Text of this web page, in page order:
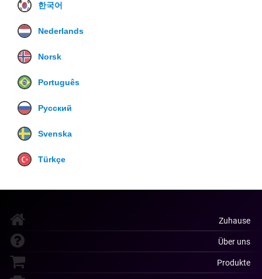
한국어
Nederlands
Norsk
Português
Русский
Svenska
Türkçe
Zuhause
Über uns
Produkte